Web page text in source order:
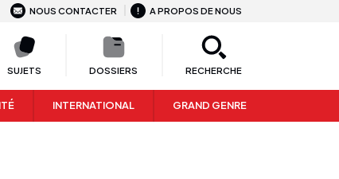
NOUS CONTACTER A PROPOS DE NOUS
SUJETS DOSSIERS RECHERCHE
INTERNATIONAL GRAND GENRE